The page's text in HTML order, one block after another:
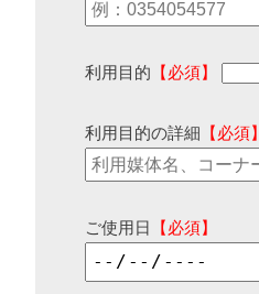
利用目的 【必須】
利用目的の詳細 【必須】
ご使用日 【必須】